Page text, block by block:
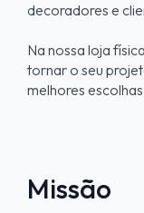
decoradores e
Na nossa loja
tornar o seu
melhores
Missão